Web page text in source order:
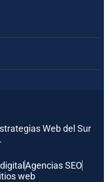
Web del Sur
Agencias SEO
web